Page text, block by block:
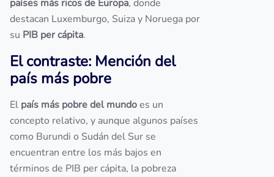
países más ricos de Europa, donde
destacan Luxemburgo, Suiza y Noruega por
su PIB per cápita.
El contraste: Mención del
país más pobre
El país más pobre del mundoes un
concepto relativo, y aunque algunos países
como Burundi o Sudán del Sur se
encuentran entre los más bajos en
términos de PIB per cápita, la pobreza